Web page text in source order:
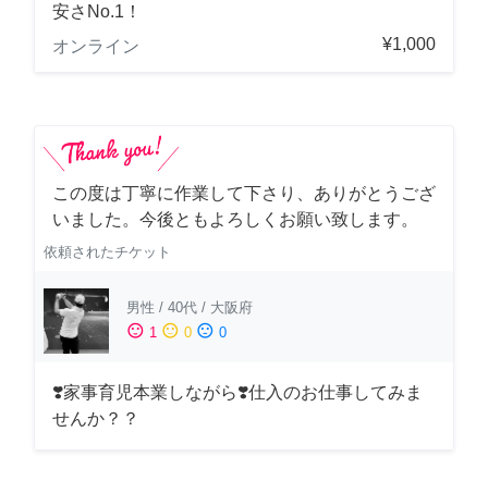
安さNo.1！
オンライン
¥1,000
この度は丁寧に作業して下さり、ありがとうござ
いました。今後ともよろしくお願い致します。
依頼されたチケット
男性 / 40代 / 大阪府
sentiment_satisfied 1 sentiment_neutral 0 sentiment_dissatisfied 0
❣️家事育児本業しながら❣️仕入のお仕事してみま
せんか？？